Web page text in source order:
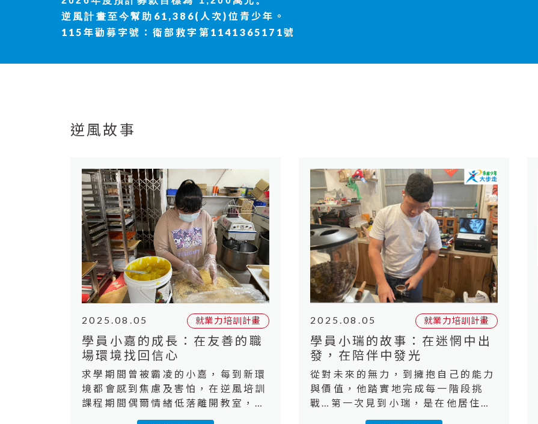
逆風計畫至今幫助 61,386(人次)位青少年。
115年勸募字號：衛部救字第1141365171號
逆風故事
2025.08.05 就業力培訓計畫
學員小嘉的成長：在友善的職
場環境找回信心
求學期間曾被霸凌的小嘉，每到新環
境都會感到焦慮及害怕，在逆風培訓
課程期間偶爾情緒低落離開教室，就
輔員適時給予鼓勵及關心，小嘉在團
2025.08.05 就業力培訓計畫
學員小瑞的故事：在迷惘中出
發，在陪伴中發光
從對未來的無力，到擁抱自己的能力
與價值，他踏實地完成每一階段挑
戰…第一次見到小瑞，是在他居住的
安置機構中，一個看起來有點緊張，